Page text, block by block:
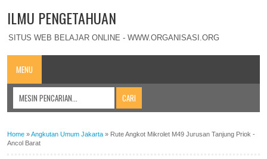
ILMU PENGETAHUAN
SITUS WEB BELAJAR ONLINE - WWW.ORGANISASI.ORG
MENU
Home »Angkutan Umum Jakarta » Rute Angkot Mikrolet M49 Jurusan Tanjung Priok -
Ancol Barat